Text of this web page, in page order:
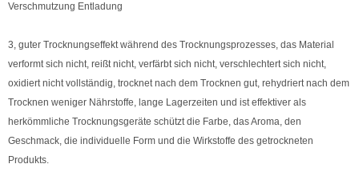
Verschmutzung Entladung
3, guter Trocknungseffekt während des Trocknungsprozesses, das Material
verformt sich nicht, reißt nicht, verfärbt sich nicht, verschlechtert sich nicht,
oxidiert nicht vollständig, trocknet nach dem Trocknen gut, rehydriert nach dem
Trocknen weniger Nährstoffe, lange Lagerzeiten und ist effektiver als
herkömmliche Trocknungsgeräte schützt die Farbe, das Aroma, den
Geschmack, die individuelle Form und die Wirkstoffe des getrockneten
Produkts.